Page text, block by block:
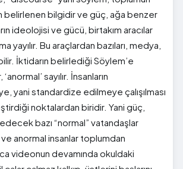
belirlenen bilgidir ve güç, ağa benzer
ideolojisi ve gücü, birtakım aracılar
yayılır. Bu araçlardan bazıları, medya,
İktidarın belirlediği Söylem’e
sayılır. İnsanların
yani standardize edilmeye çalışılması
noktalardan biridir. Yani güç,
bazı “normal” vatandaşlar
anormal insanlar toplumdan
videonun devamında okuldaki